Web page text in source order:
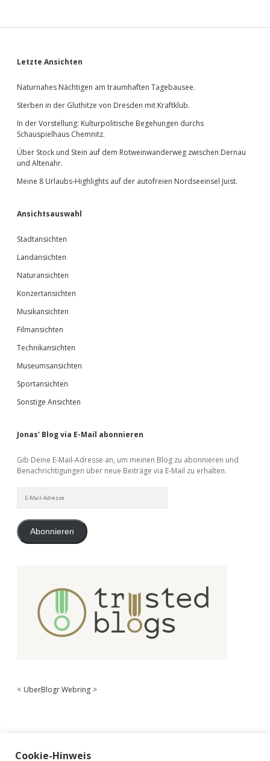
Sidebar
Letzte Ansichten
Naturnahes Nächtigen am traumhaften Tagebausee.
Sterben in der Gluthitze von Dresden mit Kraftklub.
In der Vorstellung: Kulturpolitische Begehungen durchs
Schauspielhaus Chemnitz.
Über Stock und Stein auf dem Rotweinwanderweg zwischen Dernau
und Altenahr.
Meine 8 Urlaubs-Highlights auf der autofreien Nordseeinsel Juist.
Ansichtsauswahl
Stadtansichten
Landansichten
Naturansichten
Konzertansichten
Musikansichten
Filmansichten
Technikansichten
Museumsansichten
Sportansichten
Sonstige Ansichten
Jonas' Blog via E-Mail abonnieren
Gib Deine E-Mail-Adresse an, um meinen Blog zu abonnieren und
Benachrichtigungen über neue Beiträge via E-Mail zu erhalten.
Mail-
Abonnieren
< UberBlogr Webring >
Cookie-Hinweis